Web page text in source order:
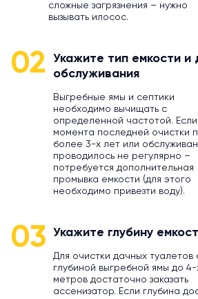
сложные загрязнения – нужно
вызывать илосос.
02
Укажите тип емкости и
обслуживания
Выгребные ямы и септики
необходимо вычищать с
определенной частотой.
момента последней очистки
более 3-х лет или
проводилось не регулярно –
потребуется дополнительная
промывка емкости (для этого
необходимо привезти воду).
03 Укажите глубину
Для очистки дачных туалетов
глубиной выгребной ямы до 4-
метров достаточно заказать
ассенизатор. Если глубина